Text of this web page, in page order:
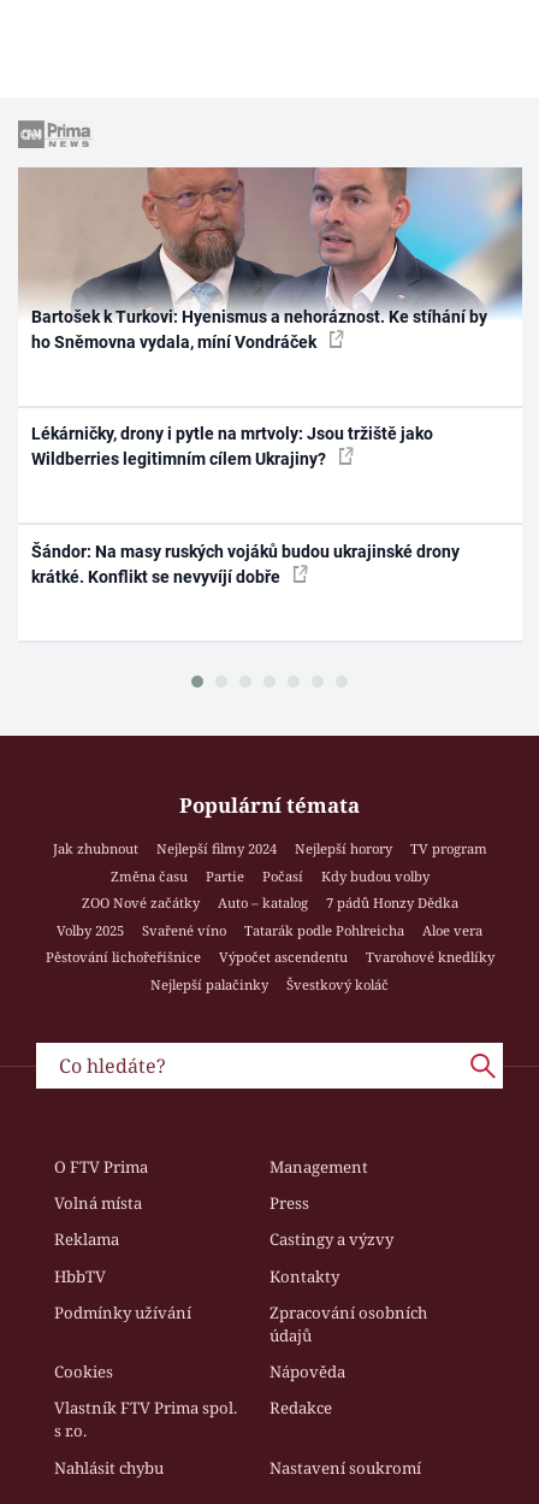
Bartošek k Turkovi: Hyenismus a nehoráznost. Ke stíhání by
ho Sněmovna vydala, míní Vondráček
Lékárničky, drony i pytle na mrtvoly: Jsou tržiště jako
Wildberries legitimním cílem Ukrajiny?
Šándor: Na masy ruských vojáků budou ukrajinské drony
krátké. Konflikt se nevyvíjí dobře
Populární témata
Jak zhubnout Nejlepší filmy 2024 Nejlepší horory
TV program
Změna času
Partie Počasí
Kdy budou volby
ZOO Nové začátky
Auto – katalog
7 pádů Honzy Dědka
Volby 2025
Svařené víno Tatarák podle Pohlreicha
Aloe vera
Pěstování lichořeřišnice
Výpočet ascendentu
Tvarohové knedlíky
Nejlepší palačinky
Švestkový koláč
O FTV Prima
Management
Volná místa
Press
Reklama
Castingy a výzvy
HbbTV
Kontakty
Podmínky užívání
Zpracování osobních
údajů
Cookies
Nápověda
Vlastník FTV Prima spol.
s r.o.
Redakce
Nahlásit chybu Nastavení soukromí